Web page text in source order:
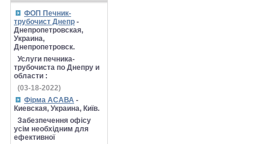
ФОП Печник-
трубочист Днепр -
Днепропетровская,
Украина,
Днепропетровск.
Услуги печника-
трубочиста по Днепру и
области :
(03-18-2022)
Фірма АСАВА -
Киевская, Украина, Київ.
Забезпечення офісу
усім необхідним для
ефективної